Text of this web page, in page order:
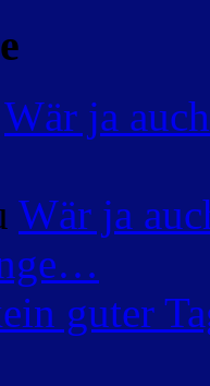
Wär ja
Wär ja
guter